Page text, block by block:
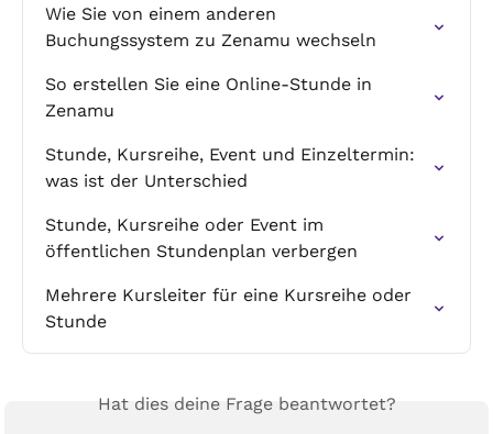
Wie Sie von einem anderen
Buchungssystem zu Zenamu wechseln
So erstellen Sie eine Online-Stunde in
Zenamu
Stunde, Kursreihe, Event und Einzeltermin:
was ist der Unterschied
Stunde, Kursreihe oder Event im
öffentlichen Stundenplan verbergen
Mehrere Kursleiter für eine Kursreihe oder
Stunde
Hat dies deine Frage beantwortet?